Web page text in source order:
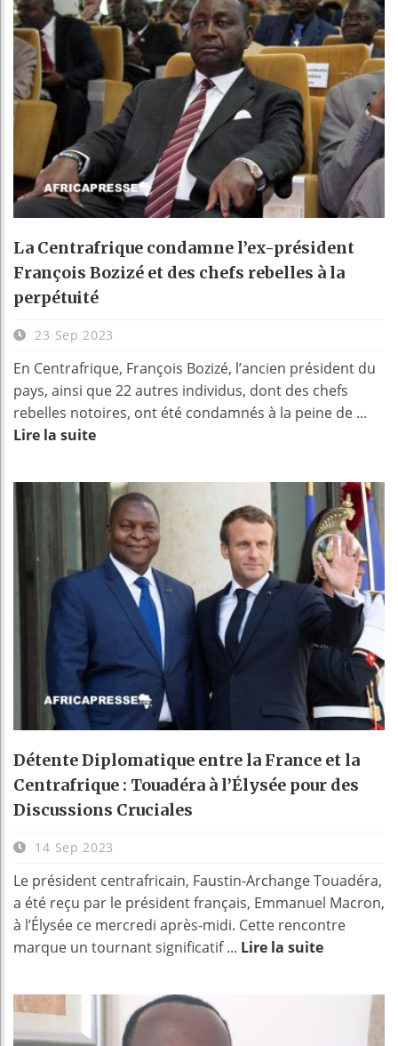
La Centrafrique condamne l’ex-président
François Bozizé et des chefs rebelles à la
perpétuité
23 Sep 2023
En Centrafrique, François Bozizé, l’ancien président du
pays, ainsi que 22 autres individus, dont des chefs
rebelles notoires, ont été condamnés à la peine de ...
Lire la suite
Détente Diplomatique entre la France et la
Centrafrique : Touadéra à l’Élysée pour des
Discussions Cruciales
14 Sep 2023
Le président centrafricain, Faustin-Archange Touadéra,
a été reçu par le président français, Emmanuel Macron,
à l’Élysée ce mercredi après-midi. Cette rencontre
marque un tournant significatif ... Lire la suite